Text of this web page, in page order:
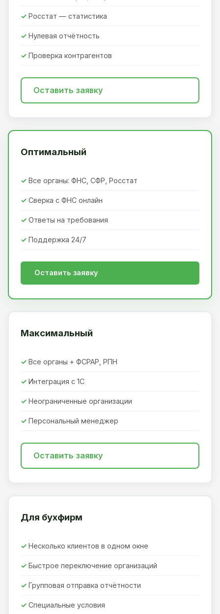
Росстат — статистика
Нулевая отчётность
Проверка контрагентов
Оставить заявку
Оптимальный
Все органы: ФНС, СФР, Росстат
Сверка с ФНС онлайн
Ответы на требования
Поддержка 24/7
Оставить заявку
Максимальный
Все органы + ФСРАР, РПН
Интеграция с 1С
Неограниченные организации
Персональный менеджер
Оставить заявку
Для бухфирм
Несколько клиентов в одном окне
Быстрое переключение организаций
Групповая отправка отчётности
Специальные условия